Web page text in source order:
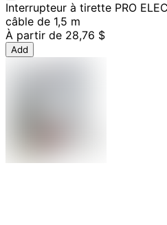
Interrupteur à tirette PRO
câble de 1,5 m
À partir de 28,76 $
Add